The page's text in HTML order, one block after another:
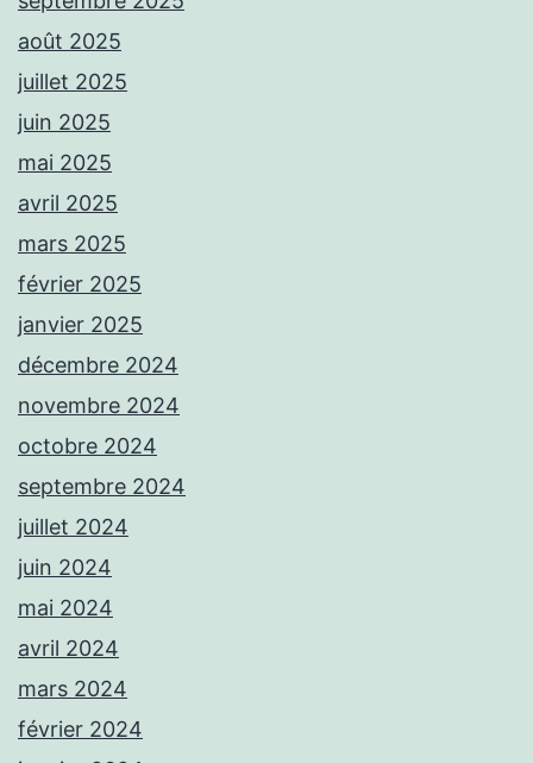
août 2025
juillet 2025
juin 2025
mai 2025
avril 2025
mars 2025
février 2025
janvier 2025
décembre 2024
novembre 2024
octobre 2024
septembre 2024
juillet 2024
juin 2024
mai 2024
avril 2024
mars 2024
février 2024